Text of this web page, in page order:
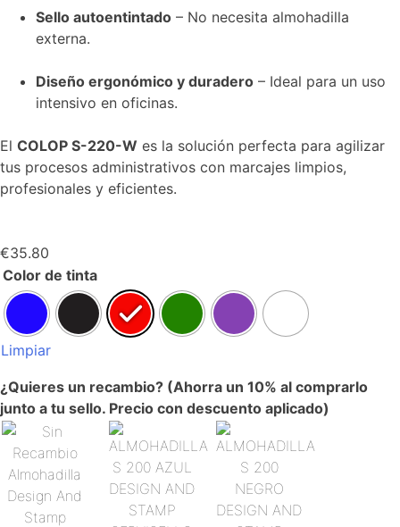
Sello autoentintado – No necesita almohadilla
externa.
Diseño ergonómico y duradero – Ideal para un uso
intensivo en oficinas.
El COLOP S-220-W es la solución perfecta para agilizar
tus procesos administrativos con marcajes limpios,
profesionales y eficientes.
€35.80
Color de tinta
Limpiar
¿Quieres un recambio? (Ahorra un 10% al comprarlo
junto a tu sello. Precio con descuento aplicado)